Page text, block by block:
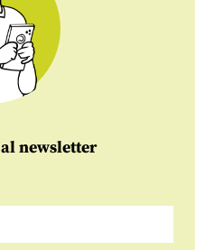
al newsletter